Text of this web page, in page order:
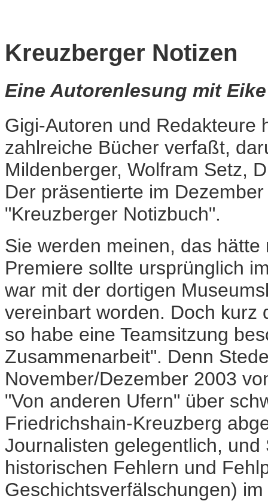
Kreuzberger Notizen
Eine Autorenlesung mit
Gigi-Autoren und Redakteure
zahlreiche Bücher verfaßt,
Mildenberger, Wolfram Setz,
Der präsentierte im
"Kreuzberger Notizbuch".
Sie werden meinen, das
Premiere sollte ursprünglich
war mit der dortigen
vereinbart worden. Doch kurz
so habe eine Teamsitzung
Zusammenarbeit". Denn
November/Dezember 2003
"Von anderen Ufern" über
Friedrichshain-Kreuzberg
Journalisten gelegentlich,
historischen Fehlern und
Geschichtsverfälschungen)